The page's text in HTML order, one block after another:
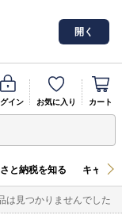
開く
イン お気に入り カート
と納税を知る キャン
は見つかりませんでした